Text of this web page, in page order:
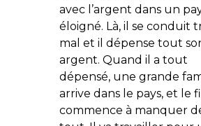
avec l’argent dans un
éloigné. Là, il se conduit
mal et il dépense tout
argent. Quand il a tout
dépensé, une grande
arrive dans le pays, et le
commence à manquer